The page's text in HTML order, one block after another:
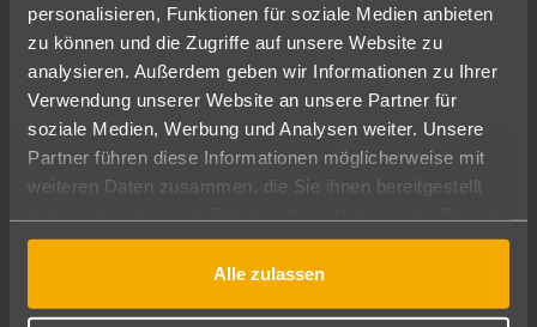
personalisieren, Funktionen für soziale Medien anbieten
zu können und die Zugriffe auf unsere Website zu
analysieren. Außerdem geben wir Informationen zu Ihrer
Verwendung unserer Website an unsere Partner für
soziale Medien, Werbung und Analysen weiter. Unsere
Partner führen diese Informationen möglicherweise mit
weiteren Daten zusammen, die Sie ihnen bereitgestellt
gesammelt haben.
Alle zulassen
Ändere die Kriterien nach deinen Wünschen
Pauschal Nur Hotel
Abflughafen
Reisezeitraum
09.08.26–07.08.27 7-21 Nächte
2 Erwachsene Keine Kinder